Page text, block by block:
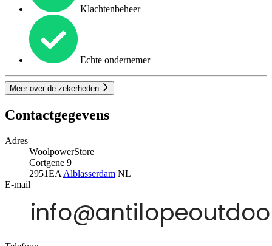
Klachtenbeheer
Echte ondernemer
Meer over de zekerheden
Contactgegevens
Adres
WoolpowerStore
Cortgene 9
2951EA Alblasserdam NL
E-mail